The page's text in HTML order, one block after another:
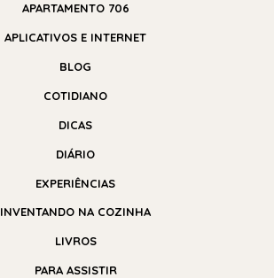
APARTAMENTO 706
APLICATIVOS E INTERNET
BLOG
COTIDIANO
DICAS
DIÁRIO
EXPERIÊNCIAS
INVENTANDO NA COZINHA
LIVROS
PARA ASSISTIR